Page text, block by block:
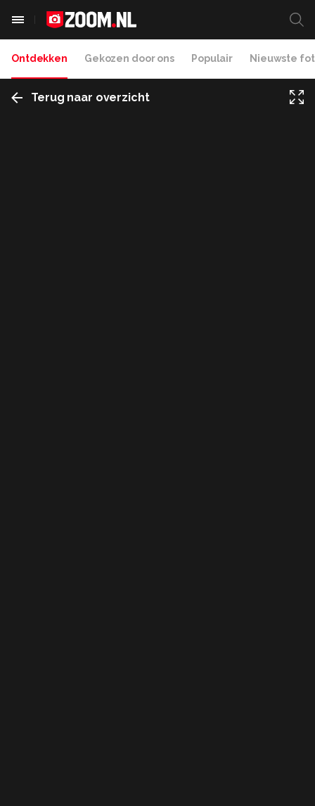
Ontdekken Gekozen door ons Populair Nieuwste
Terug naar overzicht